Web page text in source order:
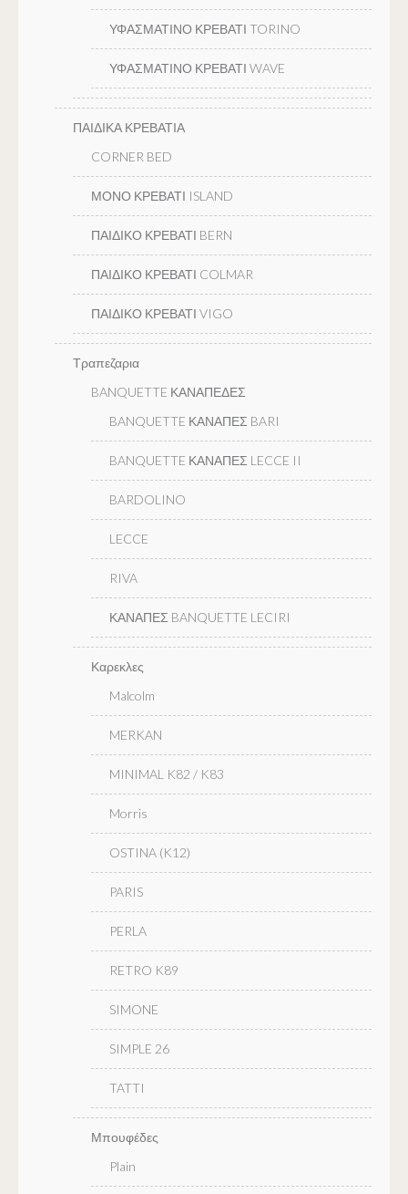
ΥΦΑΣΜΑΤΙΝΟ ΚΡΕΒΑΤΙ TORINO
ΥΦΑΣΜΑΤΙΝΟ ΚΡΕΒΑΤΙ WAVE
ΠΑΙΔΙΚΑ ΚΡΕΒΑΤΙΑ
CORNER BED
ΜΟΝΟ ΚΡΕΒΑΤΙ ISLAND
ΠΑΙΔΙΚΟ ΚΡΕΒΑΤΙ BERN
ΠΑΙΔΙΚΟ ΚΡΕΒΑΤΙ COLMAR
ΠΑΙΔΙΚΟ ΚΡΕΒΑΤΙ VIGO
Τραπεζαρια
BANQUETTE ΚΑΝΑΠΕΔΕΣ
BANQUETTE ΚΑΝΑΠΕΣ BARI
BANQUETTE ΚΑΝΑΠΕΣ LECCE II
BARDOLINO
LECCE
RIVA
ΚΑΝΑΠΕΣ BANQUETTE LECIRI
Καρεκλες
Malcolm
MERKAN
MINIMAL K82 / K83
Morris
OSTINA (K12)
PARIS
PERLA
RETRO K89
SIMONE
SIMPLE 26
TATTI
Μπουφέδες
Plain